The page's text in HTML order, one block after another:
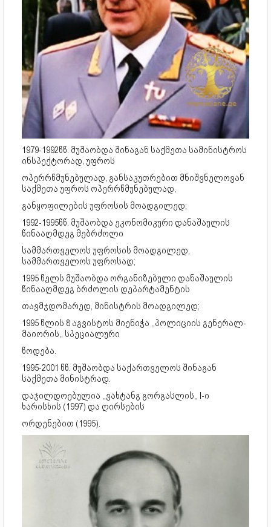
1979-1992წწ. მუშაობდა შინაგან საქმეთა სამინისტროს
ინსპექტორად, უფროს
ოპერრწმუნებულად, განსაკუთრებით მნიშვნელოვან
საქმეთა უფროს ოპერრწმუნებულად,
განყოფილების უფროსის მოადგილედ;
1992-1995წწ. მუშაობდა ეკონომიკური დანაშაულის
წინააღმდეგ მებრძოლი
სამმართველოს უფროსის მოადგილედ,
სამმართველოს უფროსად;
1995 წელს მუშაობდა ორგანიზებული დანაშაულის
წინააღმდეგ ბრძოლის დეპარტამენტის
თავმჯდომარედ, მინისტრის მოადგილედ;
1995 წლის 8 აგვისტოს მიენიჭა ,,პოლიციის გენერალ-
მაიორის,, სპეციალური
წოდება.
1995-2001 წწ. მუშაობდა საქართველოს შინაგან
საქმეთა მინისტრად.
დაჯილდოებულია ,,ვახტანგ გორგასლის,, I-ი
ხარისხის (1997) და ღირსების
ორდენებით (1995).